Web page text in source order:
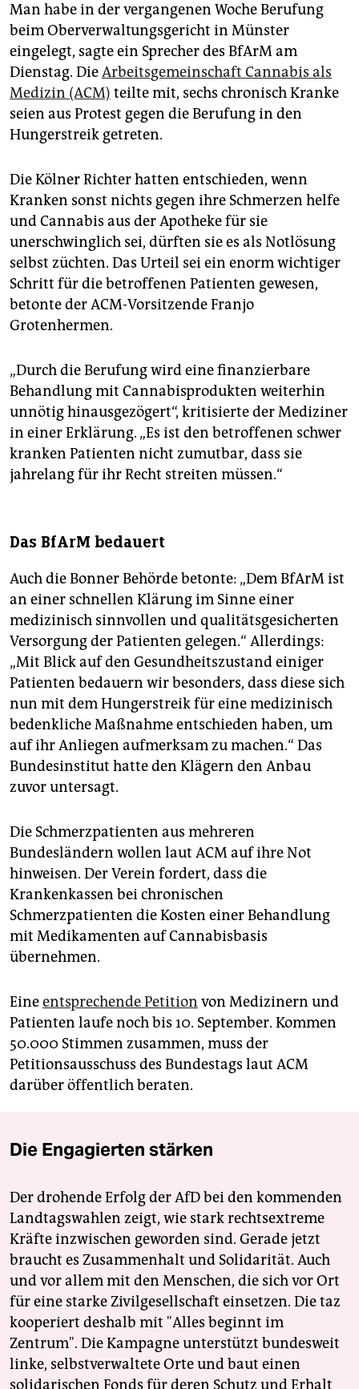
Man habe in der vergangenen Woche Berufung
beim Oberverwaltungsgericht in Münster
eingelegt, sagte ein Sprecher des BfArM am
Dienstag. DieArbeitsgemeinschaft Cannabis als
Medizin (ACM) teilte mit, sechs chronisch Kranke
seien aus Protest gegen die Berufung in den
Hungerstreik getreten.
Die Kölner Richter hatten entschieden, wenn
Kranken sonst nichts gegen ihre Schmerzen helfe
und Cannabis aus der Apotheke für sie
unerschwinglich sei, dürften sie es als Notlösung
selbst züchten. Das Urteil sei ein enorm wichtiger
Schritt für die betroffenen Patienten gewesen,
betonte der ACM-Vorsitzende Franjo
Grotenhermen.
„Durch die Berufung wird eine finanzierbare
Behandlung mit Cannabisprodukten weiterhin
unnötig hinausgezögert“, kritisierte der Mediziner
in einer Erklärung. „Es ist den betroffenen schwer
kranken Patienten nicht zumutbar, dass sie
jahrelang für ihr Recht streiten müssen.“
Das BfArM bedauert
Auch die Bonner Behörde betonte: „Dem BfArM ist
an einer schnellen Klärung im Sinne einer
medizinisch sinnvollen und qualitätsgesicherten
Versorgung der Patienten gelegen.“ Allerdings:
„Mit Blick auf den Gesundheitszustand einiger
Patienten bedauern wir besonders, dass diese sich
nun mit dem Hungerstreik für eine medizinisch
bedenkliche Maßnahme entschieden haben, um
auf ihr Anliegen aufmerksam zu machen.“ Das
Bundesinstitut hatte den Klägern den Anbau
zuvor untersagt.
Die Schmerzpatienten aus mehreren
Bundesländern wollen laut ACM auf ihre Not
hinweisen. Der Verein fordert, dass die
Krankenkassen bei chronischen
Schmerzpatienten die Kosten einer Behandlung
mit Medikamenten auf Cannabisbasis
übernehmen.
Eineentsprechende Petition von Medizinern und
Patienten laufe noch bis 10. September. Kommen
50.000 Stimmen zusammen, muss der
Petitionsausschuss des Bundestags laut ACM
darüber öffentlich beraten.
Die Engagierten stärken
Der drohende Erfolg der AfD bei den kommenden
Landtagswahlen zeigt, wie stark rechtsextreme
Kräfte inzwischen geworden sind. Gerade jetzt
braucht es Zusammenhalt und Solidarität. Auch
und vor allem mit den Menschen, die sich vor Ort
für eine starke Zivilgesellschaft einsetzen. Die taz
kooperiert deshalb mit "Alles beginnt im
Zentrum". Die Kampagne unterstützt bundesweit
linke, selbstverwaltete Orte und baut einen
solidarischen Fonds für deren Schutz und Erhalt